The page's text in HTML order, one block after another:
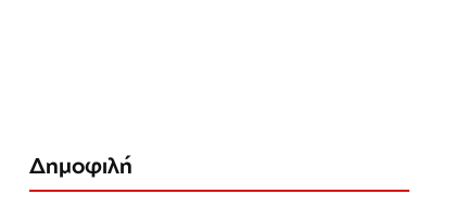
Δημοφιλή